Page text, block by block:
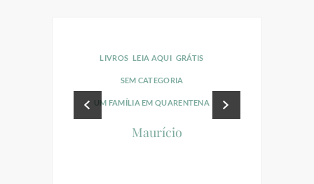
GRÁTIS
LEIA AQUI
LIVROS
SEM CATEGORIA
UM FAMÍLIA EM QUARENTENA
Maurício